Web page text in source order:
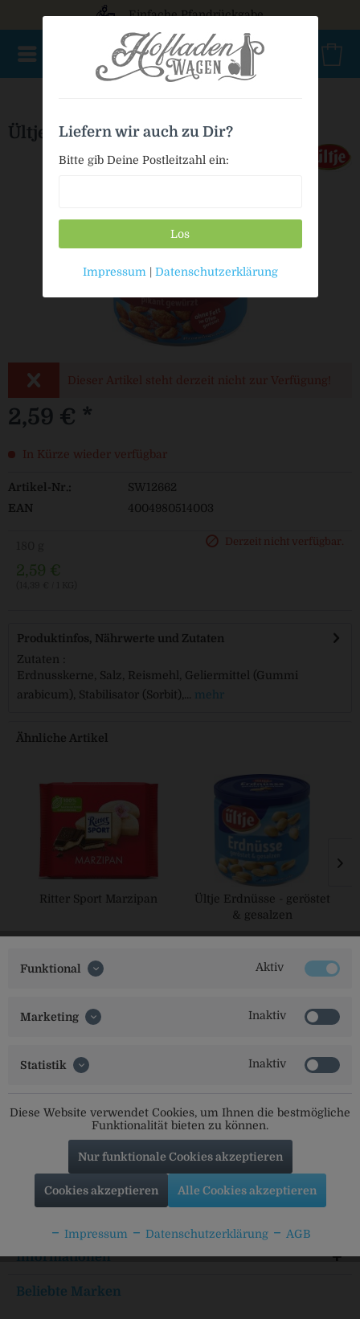
Einfache Pfandrückgabe
Ültje Erdnüse pikant gewürzt
Dieser Artikel steht derzeit nicht zur Verfügung!
2,59 € *
In Kürze wieder verfügbar
Artikel-Nr.:
SW12662
EAN
4004980514003
2,59 €
Derzeit nicht verfügbar.
Produktinfos, Nährwerte und Zutaten
Zutaten :
Erdnusskerne, Salz, Reismehl, Geliermittel (Gummi
arabicum), Stabilisator (Sorbit),...
mehr
Ähnliche Artikel
Ritter Sport Marzipan
Ültje Erdnüsse - geröstet
& gesalzen
Social Media
Service Hotline
Informationen
Beliebte Marken
Funktional Aktiv
Marketing Inaktiv
Statistik Inaktiv
Diese Website verwendet Cookies, um Ihnen die bestmögliche
Funktionalität bieten zu können.
Nur funktionale Cookies akzeptieren
Cookies akzeptieren Alle Cookies akzeptieren
Impressum Datenschutzerklärung AGB
Liefern wir auch zu Dir?
Bitte gib Deine Postleitzahl ein:
Los
Impressum | Datenschutzerklärung